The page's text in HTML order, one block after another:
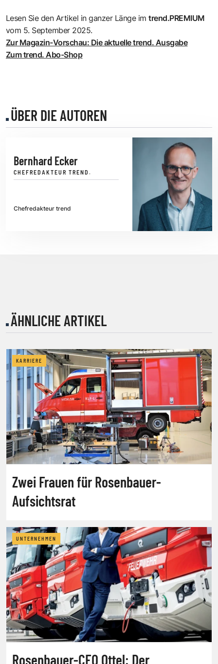
Lesen Sie den Artikel in ganzer Länge imtrend.PREMIUM
vom 5. September 2025.
Zur Magazin-Vorschau: Die aktuelle trend. Ausgabe
Zum trend. Abo-Shop
ÜBER DIE AUTOREN
Bernhard Ecker
CHEFREDAKTEUR TREND.
Chefredakteur trend
ÄHNLICHE ARTIKEL
KARRIERE
Zwei Frauen für Rosenbauer-
Aufsichtsrat
UNTERNEHMEN
Rosenbauer-CEO Ottel: Der